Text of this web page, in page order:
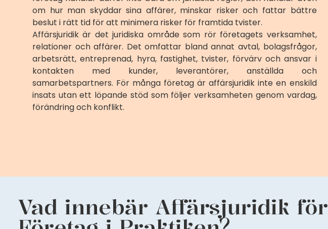
om hur man skyddar sina affärer, minskar risker och fattar bättre
beslut i rätt tid för att minimera risker för framtida tvister.
Affärsjuridik är det juridiska område som rör företagets verksamhet,
relationer och affärer. Det omfattar bland annat avtal, bolagsfrågor,
arbetsrätt, entreprenad, hyra, fastighet, tvister, förvärv och ansvar i
kontakten med kunder, leverantörer, anställda och
samarbetspartners. För många företag är affärsjuridik inte en enskild
insats utan ett löpande stöd som följer verksamheten genom vardag,
förändring och konflikt.
Vad innebär Affärsjuridik för